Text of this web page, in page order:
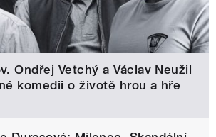
Ondřej Vetchý a Václav Neužil
komedii o životě hrou a hře